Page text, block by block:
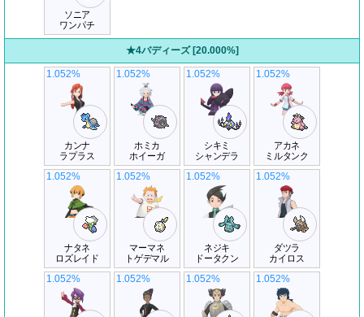
ソニア
ワンパチ
★4バディーズ [20.000%]
カンナ
ラプラス
1.052%
ホミカ
ホイーガ
1.052%
シキミ
シャンデラ
1.052%
アカネ
ミルタンク
1.052%
ナタネ
ロズレイド
1.052%
マーマネ
トゲデマル
1.052%
ネジキ
ドータクン
1.052%
ダツラ
カイロス
1.052%
1.052% 1.052% 1.052% 1.052%